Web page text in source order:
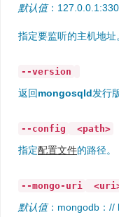
默认值：
指定要监听的主机地址
--version
返回mongosqld发行
--config <path>
指定配置文件的路径。
--mongo-uri
默认值：mongodb：//